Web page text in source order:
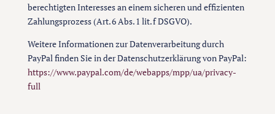
berechtigten Interesses an einem sicheren und effizienten
Zahlungsprozess (Art. 6 Abs. 1 lit. f DSGVO).
Weitere Informationen zur Datenverarbeitung durch
PayPal finden Sie in der Datenschutzerklärung von PayPal:
https://www.paypal.com/de/webapps/mpp/ua/privacy-
full